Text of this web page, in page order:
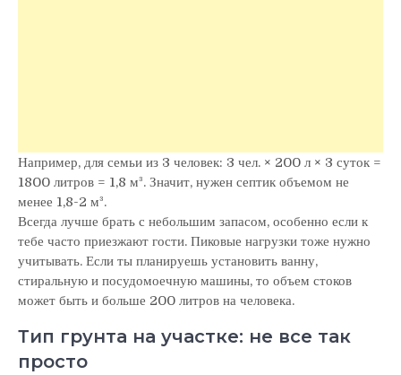
Например, для семьи из 3 человек: 3 чел. × 200 л × 3 суток =
1800 литров = 1,8 м³. Значит, нужен септик объемом не
менее 1,8-2 м³.
Всегда лучше брать с небольшим запасом, особенно если к
тебе часто приезжают гости. Пиковые нагрузки тоже нужно
учитывать. Если ты планируешь установить ванну,
стиральную и посудомоечную машины, то объем стоков
может быть и больше 200 литров на человека.
Тип грунта на участке: не все так
просто